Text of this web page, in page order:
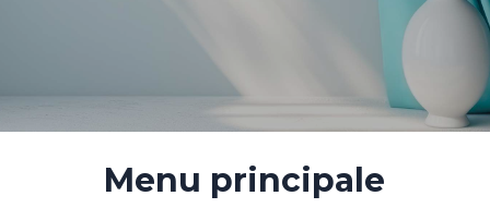
Menu principale